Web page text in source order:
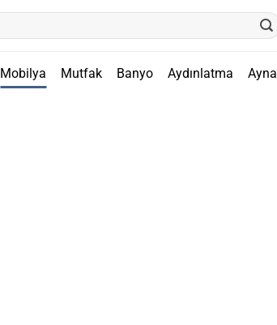
Mobilya Mutfak Banyo Aydınlatma Ayna